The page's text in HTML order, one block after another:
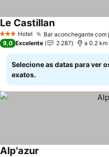
3 EstrelasHotel Bar aconchegante com
Le Castillan
9,0 Excelente 2.287 a 0.2
Selecione as datas para ver
exatos.
Alp'azur